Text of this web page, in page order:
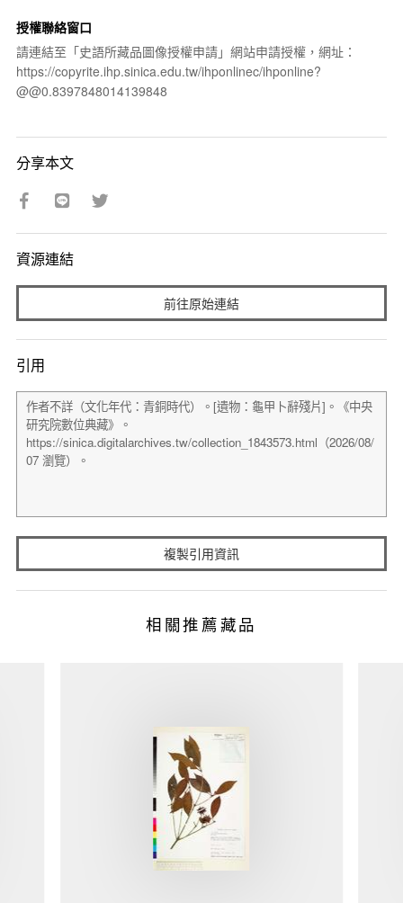
授權聯絡窗口
請連結至「史語所藏品圖像授權申請」網站申請授權，網址：
https://copyrite.ihp.sinica.edu.tw/ihponlinec/ihponline?
@@0.8397848014139848
分享本文
資源連結
前往原始連結
引用
複製引用資訊
相關推薦藏品